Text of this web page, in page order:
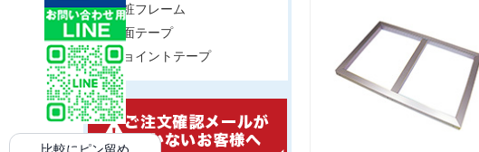
化粧フレーム
両面テープ
ジョイントテープ